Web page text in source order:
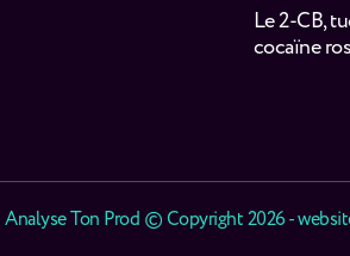
Le 2-CB,
cocaïne
Analyse Ton Prod © Copyright 2026 -